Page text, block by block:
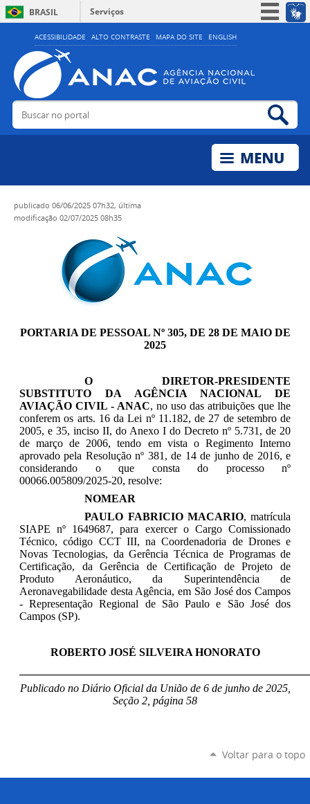
ACESSIBILIDADE ALTO CONTRASTE MAPA DO SITE ENGLISH
BRASIL
Serviços
Simplifique!
Acesso à informação
Legislação
Buscar no portal
publicado 06/06/2025 07h32, última
modificação 02/07/2025 08h35
PORTARIA DE PESSOAL Nº 305, DE 28 DE MAIO DE
2025
O DIRETOR-PRESIDENTE
SUBSTITUTO DA AGÊNCIA NACIONAL DE
AVIAÇÃO CIVIL - ANAC, no uso das atribuições que lhe
conferem os arts. 16 da Lei nº 11.182, de 27 de setembro de
2005, e 35, inciso II, do Anexo I do Decreto nº 5.731, de 20
de março de 2006, tendo em vista o Regimento Interno
aprovado pela Resolução nº 381, de 14 de junho de 2016, e
considerando o que consta do processo nº
00066.005809/2025-20, resolve:
NOMEAR
PAULO FABRICIO MACARIO, matrícula
SIAPE nº 1649687, para exercer o Cargo Comissionado
Técnico, código CCT III, na Coordenadoria de Drones e
Novas Tecnologias, da Gerência Técnica de Programas de
Certificação, da Gerência de Certificação de Projeto de
Produto Aeronáutico, da Superintendência de
Aeronavegabilidade desta Agência, em São José dos Campos
- Representação Regional de São Paulo e São José dos
Campos (SP).
ROBERTO JOSÉ SILVEIRA HONORATO
Publicado no Diário Oficial da União de 6 de junhode 2025,
Seção 2, página 58
Voltar para o topo